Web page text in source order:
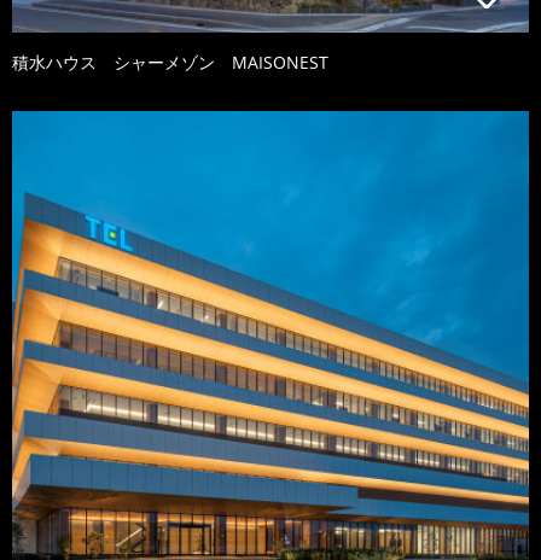
積水ハウス シャーメゾン MAISONEST